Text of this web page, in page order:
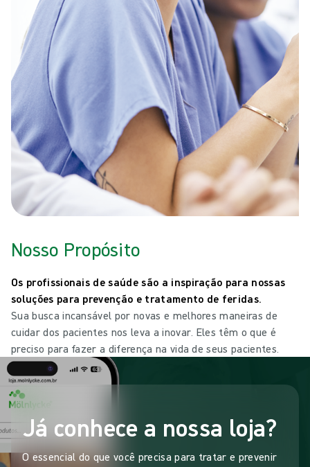
Nosso Propósito
Os profissionais de saúde são a inspiração para nossas
soluções para prevenção e tratamento de feridas.
Sua busca incansável por novas e melhores maneiras de
cuidar dos pacientes nos leva a inovar. Eles têm o que é
preciso para fazer a diferença na vida de seus pacientes.
Já conhece a nossa loja?
O essencial do que você precisa para tratar e prevenir